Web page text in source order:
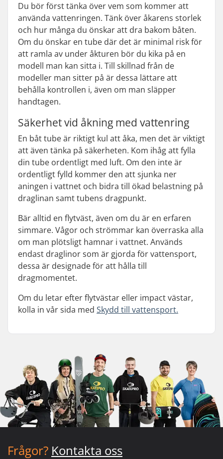
Du bör först tänka över vem som kommer att
använda vattenringen. Tänk över åkarens storlek
och hur många du önskar att dra bakom båten.
Om du önskar en tube där det är minimal risk för
att ramla av under åkturen bör du kika på en
modell man kan sitta i. Till skillnad från de
modeller man sitter på är dessa lättare att
behålla kontrollen i, även om man släpper
handtagen.
Säkerhet vid åkning med vattenring
En båt tube är riktigt kul att åka, men det är viktigt
att även tänka på säkerheten. Kom ihåg att fylla
din tube ordentligt med luft. Om den inte är
ordentligt fylld kommer den att sjunka ner
aningen i vattnet och bidra till ökad belastning på
draglinan samt tubens dragpunkt.
Bär alltid en flytväst, även om du är en erfaren
simmare. Vågor och strömmar kan överraska alla
om man plötsligt hamnar i vattnet. Används
endast draglinor som är gjorda för vattensport,
dessa är designade för att hålla till
dragmomentet.
Om du letar efter flytvästar eller impact västar,
kolla in vår sida med Skydd till vattensport.
Frågor? Kontakta oss